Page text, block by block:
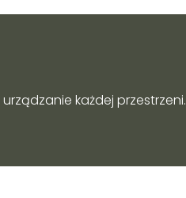
każdej przestrzeni.